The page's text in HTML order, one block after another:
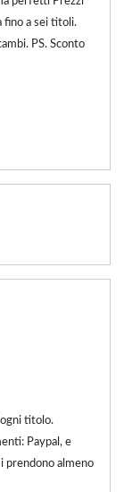
fino a sei titoli.
PS. Sconto
titolo.
Paypal, e
prendono almeno